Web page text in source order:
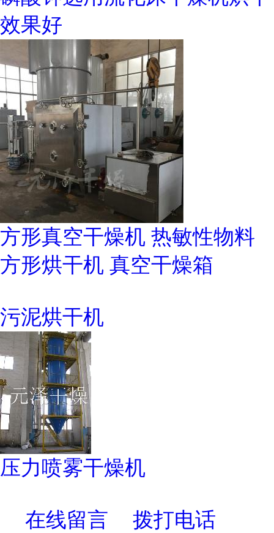
效果好
方形真空干燥机 热敏性物料
方形烘干机 真空干燥箱
污泥烘干机
压力喷雾干燥机
在线留言 拨打电话